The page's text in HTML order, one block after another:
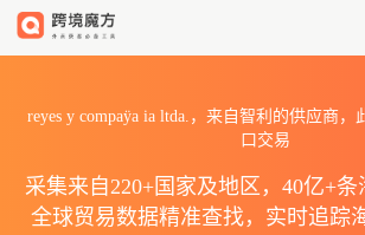
reyes y compaÿa ia ltda.，来自智利的供应商，
口交易
采集来自220+国家及地区，40亿+条
全球贸易数据精准查找，实时追踪